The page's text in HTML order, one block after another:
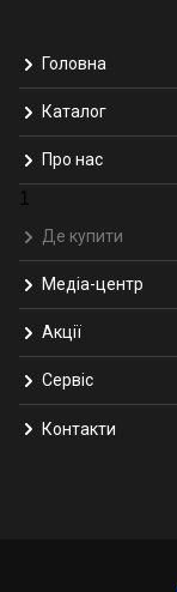
Головна
Каталог
Про нас
1
Де купити
Медіа-центр
Акції
Сервіс
Контакти